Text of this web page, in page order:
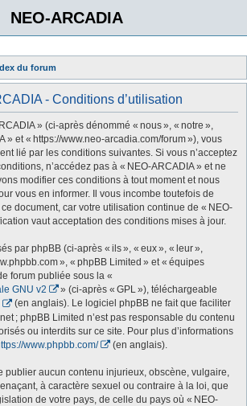
NEO-ARCADIA
du forum
- Conditions d’utilisation
» (ci-après dénommé « nous », « notre »,
» et « https://www.neo-arcadia.com/forum »), vous
lié par les conditions suivantes. Si vous n’acceptez
n’accédez pas à « NEO-ARCADIA » et ne
modifier ces conditions à tout moment et nous
vous en informer. Il vous incombe toutefois de
document, car votre utilisation continue de « NEO-
vaut acceptation des conditions mises à jour.
par phpBB (ci-après « ils », « eux », « leur »,
», « phpBB Limited » et « équipes
forum publiée sous la «
GNU v2
» (ci-après « GPL »), téléchargeable
(en anglais). Le logiciel phpBB ne fait que faciliter
; phpBB Limited n’est pas responsable du contenu
ou interdits sur ce site. Pour plus d’informations
www.phpbb.com/ (en anglais).
publier aucun contenu injurieux, obscène, vulgaire,
à caractère sexuel ou contraire à la loi, que
de votre pays, de celle du pays où « NEO-